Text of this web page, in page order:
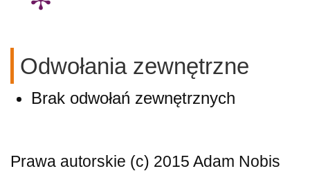
Odwołania zewnętrzne
Brak odwołań zewnętrznych
Prawa autorskie (c) 2015 Adam Nobis